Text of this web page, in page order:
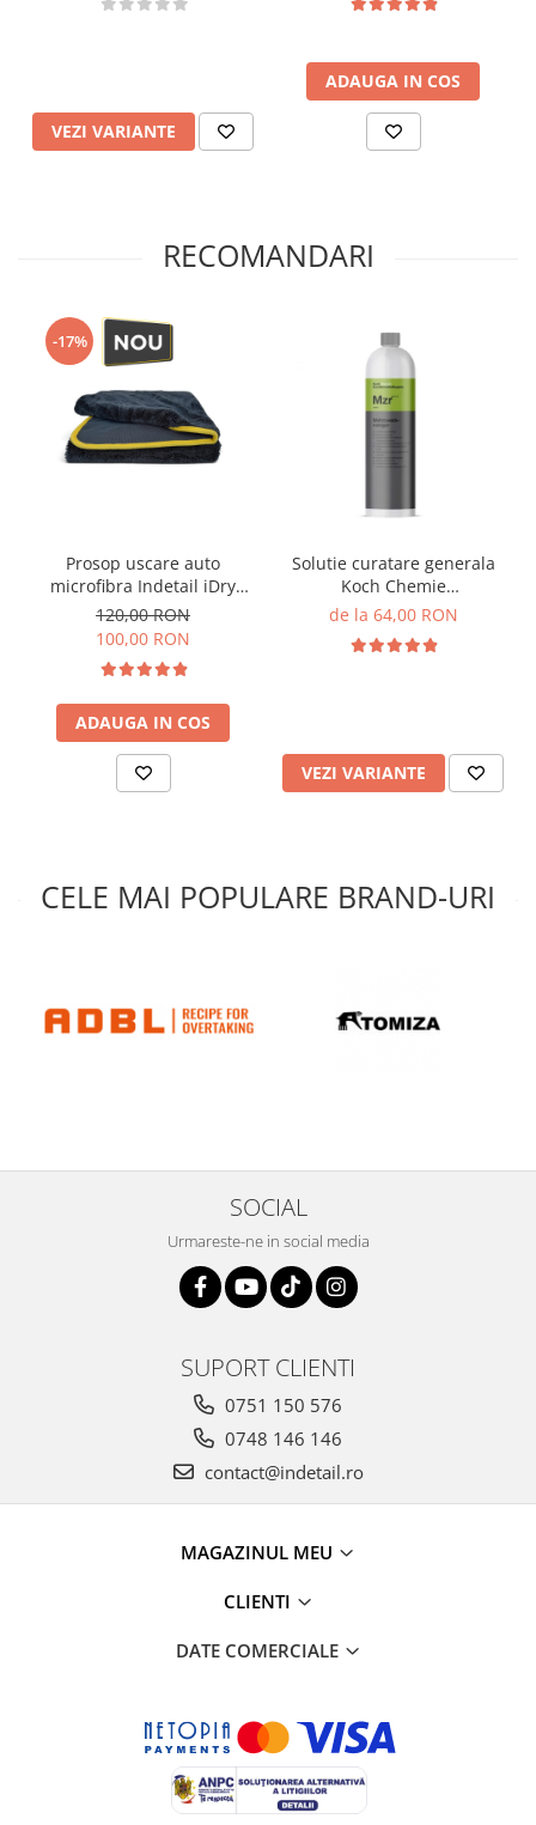
VEZI VARIANTE
ADAUGA IN COS
RECOMANDARI
-17%
Prosop uscare auto
microfibra Indetail iDry
Twisted Loop Drying Towel,
850GSM, 70x90cm, gri
120,00 RON
100,00 RON
ADAUGA IN COS
Solutie curatare generala
Koch Chemie
Mehrzweckreiniger, Mzr
de la 64,00 RON
VEZI VARIANTE
CELE MAI POPULARE BRAND-URI
SOCIAL
Urmareste-ne in social media
SUPORT CLIENTI
0751 150 576
0748 146 146
contact@indetail.ro
MAGAZINUL MEU
CLIENTI
DATE COMERCIALE